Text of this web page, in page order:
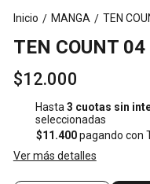
Inicio / MANGA / TEN
TEN COUNT
$12.000
Hasta3 cuotas sin
seleccionadas
$11.400pagando con
Ver más detalles